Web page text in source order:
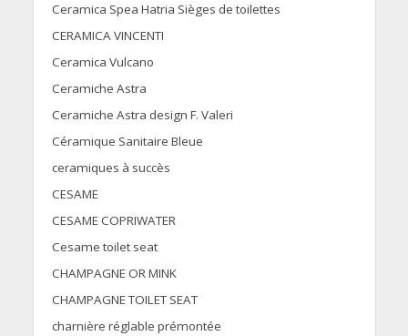
Ceramica Spea Hatria Sièges de toilettes
CERAMICA VINCENTI
Ceramica Vulcano
Ceramiche Astra
Ceramiche Astra design F. Valeri
Céramique Sanitaire Bleue
ceramiques à succès
CESAME
CESAME COPRIWATER
Cesame toilet seat
CHAMPAGNE OR MINK
CHAMPAGNE TOILET SEAT
charnière réglable prémontée